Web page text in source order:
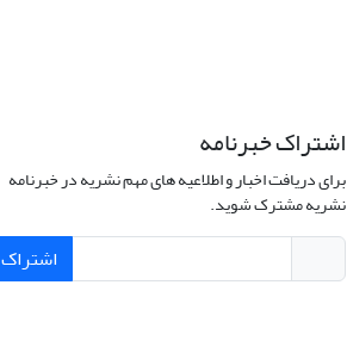
اشتراک خبرنامه
برای دریافت اخبار و اطلاعیه های مهم نشریه در خبرنامه
نشریه مشترک شوید.
اشتراک